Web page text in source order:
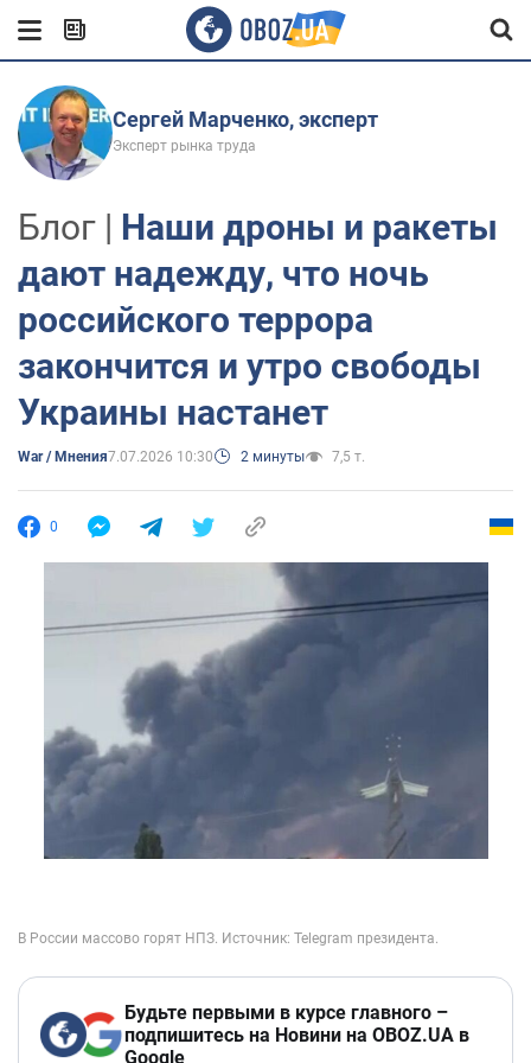
Сергей Марченко, эксперт
Эксперт рынка труда
Блог | Наши дроны и ракеты
дают надежду, что ночь
российского террора
закончится и утро свободы
Украины настанет
War / Мнения7.07.2026 10:30 2 минуты 7,5 т.
0
Будьте первыми в курсе главного –
подпишитесь на Новини на OBOZ.UA в
Google